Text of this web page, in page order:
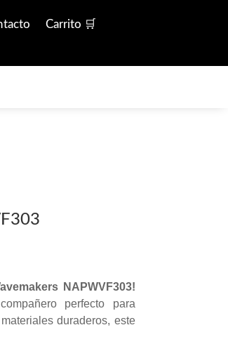
Carrito 🛒
NAPWVF303!
perfecto para
duraderos, este